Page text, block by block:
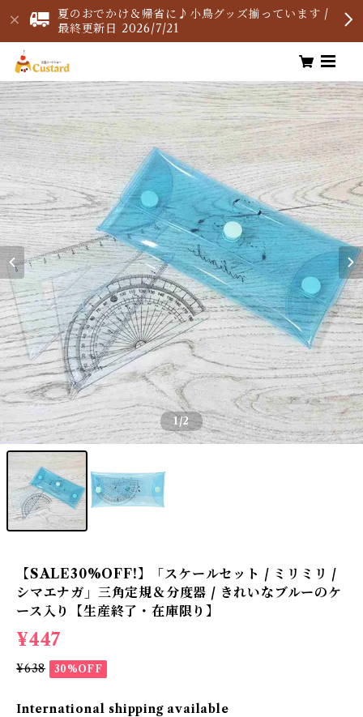
夏のおでかけ＆帰省に♪小鳥グッズ揃っています /
最終更新日 2026/7/21
1/2
【SALE30%OFF!】「スケールセット / ミリミリ /
シマエナガ」三角定規＆分度器 / きれいなブルーのケ
ース入り【生産終了・在庫限り】
¥447
¥638 30%OFF
International shipping available